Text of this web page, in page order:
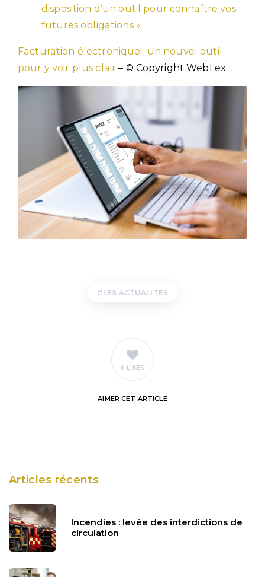
disposition d’un outil pour connaître vos
futures obligations »
Facturation électronique : un nouvel outil
pour y voir plus clair – © Copyright WebLex
LES ACTUALITES
6 LIKES
AIMER CET ARTICLE
Articles récents
Incendies : levée des interdictions de
circulation